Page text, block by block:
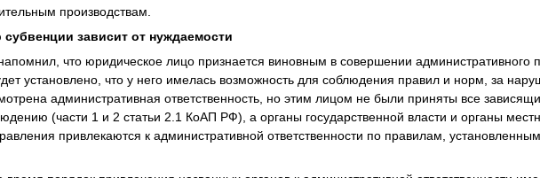
производствам.
субвенции зависит от нуждаемости
что юридическое лицо признается виновным в совершении административного
установлено, что у него имелась возможность для соблюдения правил и норм, за
административная ответственность, но этим лицом не были приняты все
(части 1 и 2 статьи 2.1 КоАП РФ), а органы государственной власти и органы
привлекаются к административной ответственности по правилам,